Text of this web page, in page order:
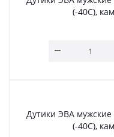
(-40С),
Дутики ЭВА
(-40С),